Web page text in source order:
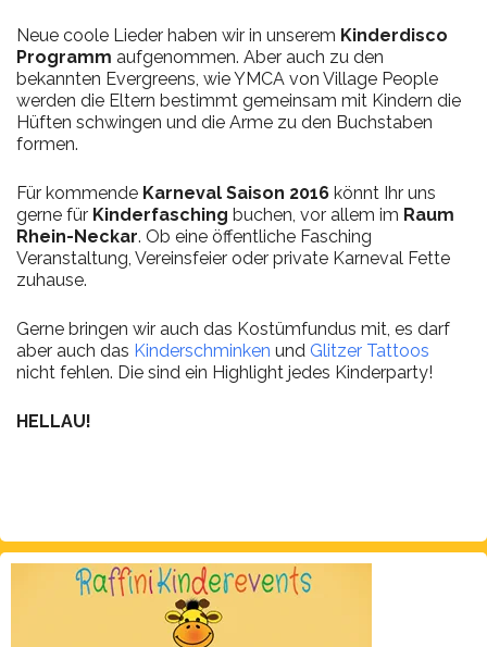
Neue coole Lieder haben wir in unserem Kinderdisco
Programm aufgenommen. Aber auch zu den
bekannten Evergreens, wie YMCA von Village People
werden die Eltern bestimmt gemeinsam mit Kindern die
Hüften schwingen und die Arme zu den Buchstaben
formen.
Für kommende Karneval Saison 2016 könnt Ihr uns
gerne für Kinderfasching buchen, vor allem im Raum
Rhein-Neckar. Ob eine öffentliche Fasching
Veranstaltung, Vereinsfeier oder private Karneval Fette
zuhause.
Gerne bringen wir auch das Kostümfundus mit, es darf
aber auch das Kinderschminken und Glitzer Tattoos
nicht fehlen. Die sind ein Highlight jedes Kinderparty!
HELLAU!